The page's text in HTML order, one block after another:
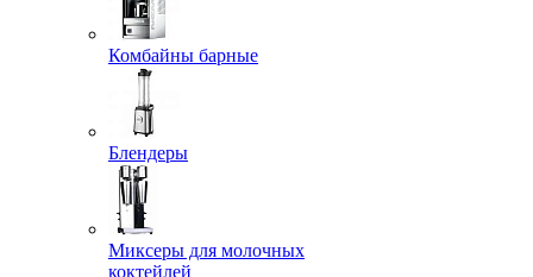
Комбайны барные
Блендеры
Миксеры для молочных
коктейлей